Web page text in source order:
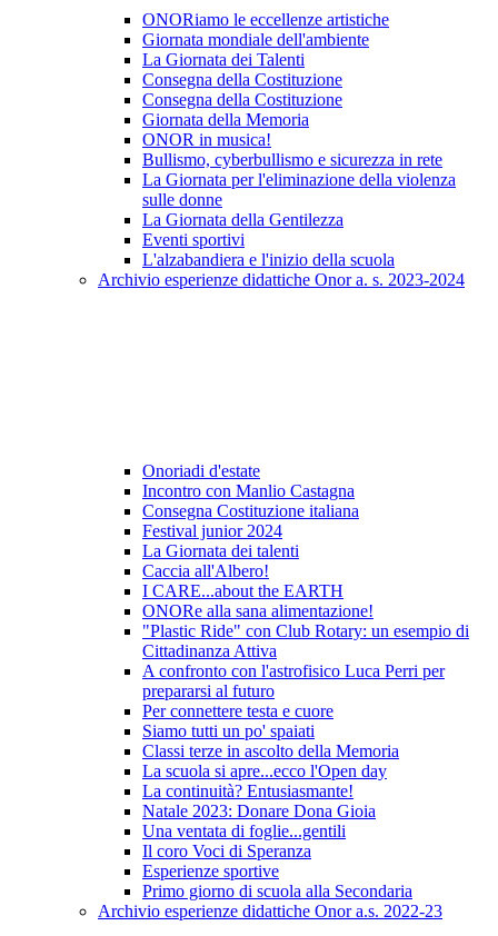
ONORiamo le eccellenze artistiche
Giornata mondiale dell'ambiente
La Giornata dei Talenti
Consegna della Costituzione
Consegna della Costituzione
Giornata della Memoria
ONOR in musica!
Bullismo, cyberbullismo e sicurezza in rete
La Giornata per l'eliminazione della violenza
sulle donne
La Giornata della Gentilezza
Eventi sportivi
L'alzabandiera e l'inizio della scuola
Archivio esperienze didattiche Onor a. s. 2023-2024
Onoriadi d'estate
Incontro con Manlio Castagna
Consegna Costituzione italiana
Festival junior 2024
La Giornata dei talenti
Caccia all'Albero!
I CARE...about the EARTH
ONORe alla sana alimentazione!
"Plastic Ride" con Club Rotary: un esempio di
Cittadinanza Attiva
A confronto con l'astrofisico Luca Perri per
prepararsi al futuro
Per connettere testa e cuore
Siamo tutti un po' spaiati
Classi terze in ascolto della Memoria
La scuola si apre...ecco l'Open day
La continuità? Entusiasmante!
Natale 2023: Donare Dona Gioia
Una ventata di foglie...gentili
Il coro Voci di Speranza
Esperienze sportive
Primo giorno di scuola alla Secondaria
Archivio esperienze didattiche Onor a.s. 2022-23